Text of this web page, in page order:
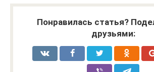
Понравилась статья?
друзьями: